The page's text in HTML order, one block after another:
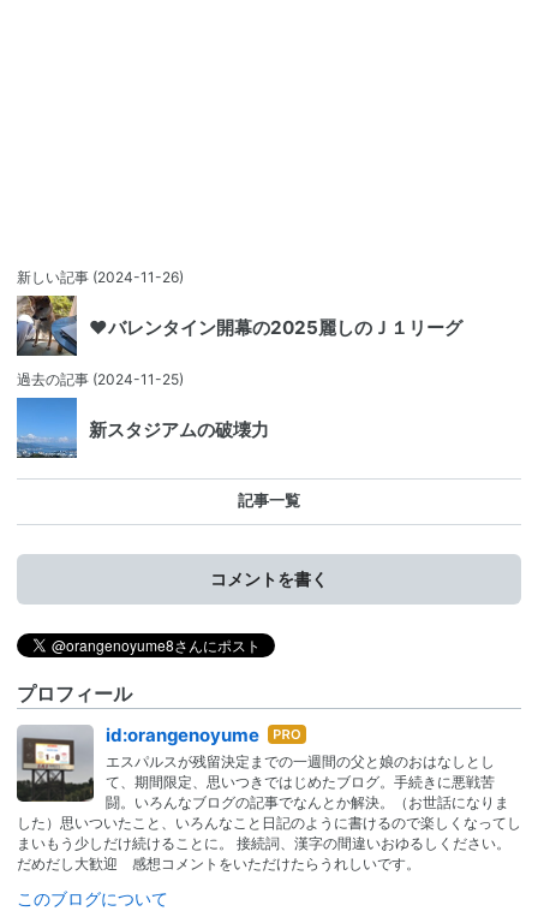
新しい記事 (2024-11-26)
♥バレンタイン開幕の2025麗しのＪ１リーグ
過去の記事 (2024-11-25)
新スタジアムの破壊力
記事一覧
コメントを書く
プロフィール
id:orangenoyume はて
なブ
ログ
Pro
エスパルスが残留決定までの一週間の父と娘のおはなしとし
て、期間限定、思いつきではじめたブログ。手続きに悪戦苦
闘。いろんなブログの記事でなんとか解決。（お世話になりま
した）思いついたこと、いろんなこと日記のように書けるので楽しくなってし
まいもう少しだけ続けることに。 接続詞、漢字の間違いおゆるしください。
だめだし大歓迎 感想コメントをいただけたらうれしいです。
このブログについて